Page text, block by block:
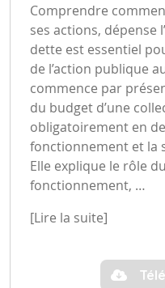
Comprendre
ses actions, dépense
dette est essentiel
de l’action publique
commence par
du budget d’une
obligatoirement en
fonctionnement et la
Elle explique le rôle
fonctionnement, …
[Lire la suite]